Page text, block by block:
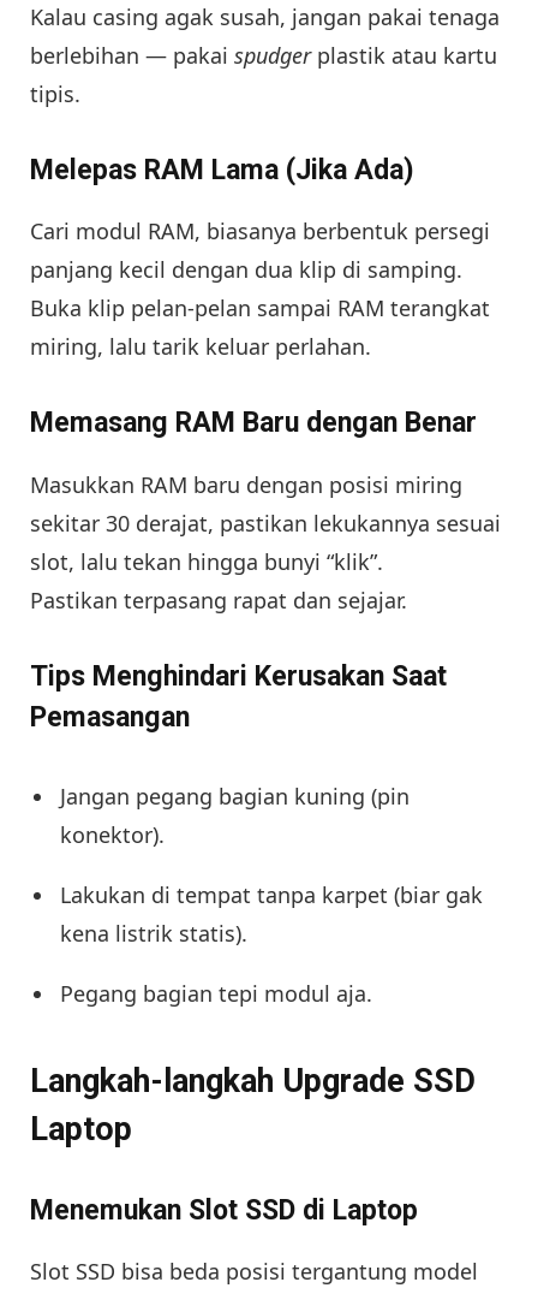
Kalau casing agak susah, jangan pakai tenaga
berlebihan — pakai spudgerplastik atau kartu
tipis.
Melepas RAM Lama (Jika Ada)
Cari modul RAM, biasanya berbentuk persegi
panjang kecil dengan dua klip di samping.
Buka klip pelan-pelan sampai RAM terangkat
miring, lalu tarik keluar perlahan.
Memasang RAM Baru dengan Benar
Masukkan RAM baru dengan posisi miring
sekitar 30 derajat, pastikan lekukannya sesuai
slot, lalu tekan hingga bunyi “klik”.
Pastikan terpasang rapat dan sejajar.
Tips Menghindari Kerusakan Saat
Pemasangan
Jangan pegang bagian kuning (pin
konektor).
Lakukan di tempat tanpa karpet (biar gak
kena listrik statis).
Pegang bagian tepi modul aja.
Langkah-langkah Upgrade SSD
Laptop
Menemukan Slot SSD di Laptop
Slot SSD bisa beda posisi tergantung model